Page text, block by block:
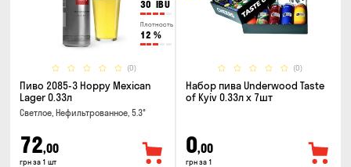
30 IBU
Плотность
12 %
(0)
Пиво 2085-3 Hoppy Mexican
Lager 0.33л
Светлое, Нефильтрованное, 5.3°
72,00
грн за 1 шт
(0)
Набор пива Underwood Taste
of Kyiv 0.33л x 7шт
0,00
грн за 1